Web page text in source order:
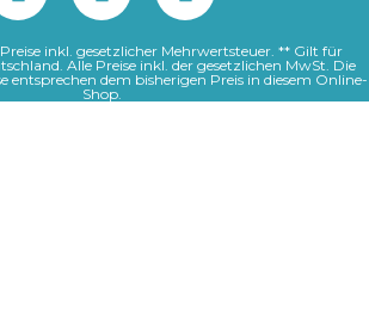
inkl. gesetzlicher Mehrwertsteuer. ** Gilt für
Alle Preise inkl. der gesetzlichen MwSt. Die
entsprechen dem bisherigen Preis in diesem Online-
Shop.